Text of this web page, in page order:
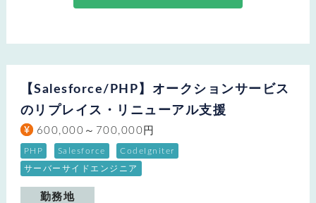
【Salesforce/PHP】オークションサービス
のリプレイス・リニューアル支援
600,000～700,000円
PHP Salesforce CodeIgniter
サーバーサイドエンジニア
勤務地